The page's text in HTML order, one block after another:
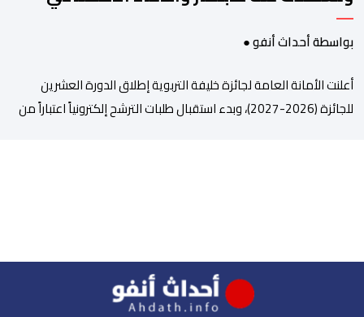
بواسطة أحداث أنفو ●
أعلنت الأمانة العامة لجائزة خليفة التربوية إطلاق الدورة العشرين
للجائزة (2026-2027)، وبدء استقبال طلبات الترشح إلكترونياً اعتباراً من